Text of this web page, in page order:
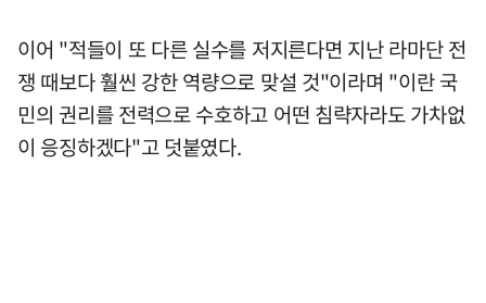
이어 "적들이 또 다른 실수를 저지른다면 지난 라마단 전
쟁 때보다 훨씬 강한 역량으로 맞설 것"이라며 "이란 국
민의 권리를 전력으로 수호하고 어떤 침략자라도 가차없
이 응징하겠다"고 덧붙였다.